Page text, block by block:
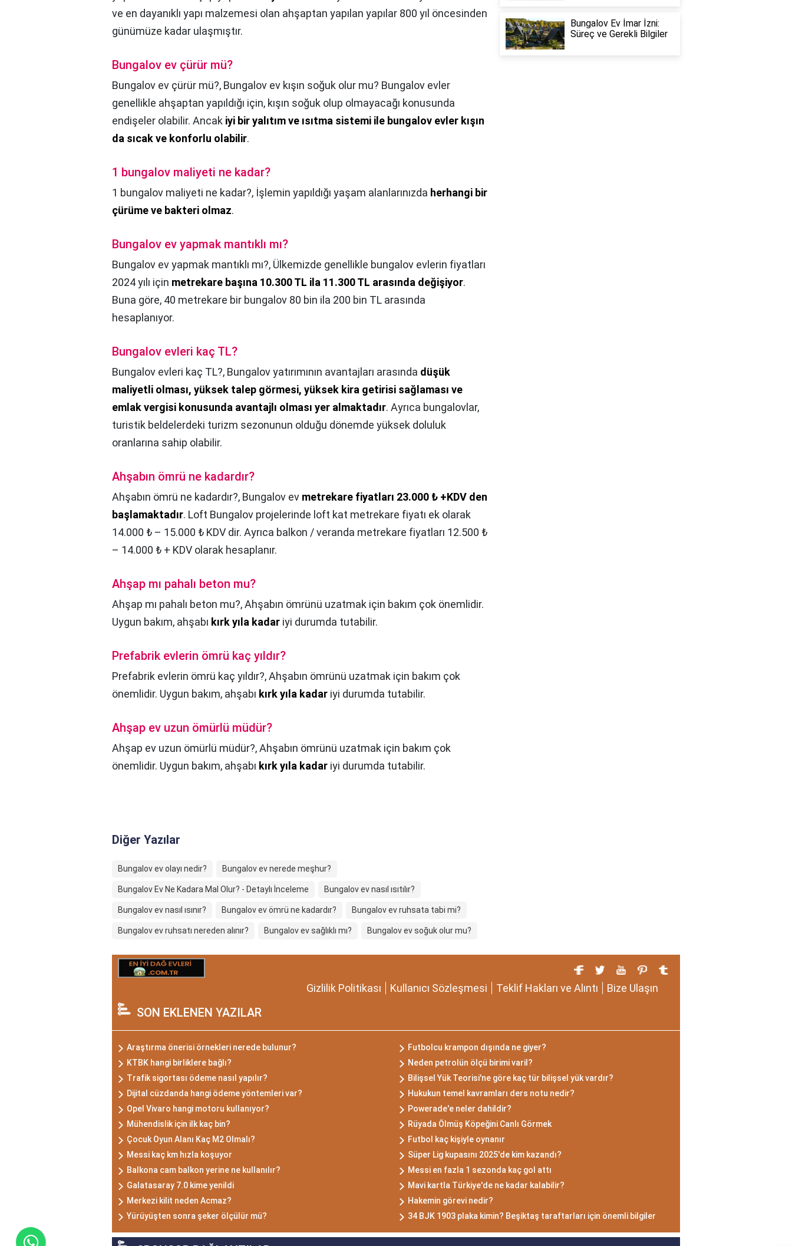
ve en dayanıklı yapı malzemesi olan ahşaptan yapılan yapılar 800 yıl öncesinden
günümüze kadar ulaşmıştır.
Bungalov ev çürür mü?
Bungalov ev çürür mü?, Bungalov ev kışın soğuk olur mu? Bungalov evler
genellikle ahşaptan yapıldığı için, kışın soğuk olup olmayacağı konusunda
endişeler olabilir. Ancak iyi bir yalıtım ve ısıtma sistemi ile bungalov evler kışın
da sıcak ve konforlu olabilir.
1 bungalov maliyeti ne kadar?
1 bungalov maliyeti ne kadar?, İşlemin yapıldığı yaşam alanlarınızda herhangi bir
çürüme ve bakteri olmaz.
Bungalov ev yapmak mantıklı mı?
Bungalov ev yapmak mantıklı mı?, Ülkemizde genellikle bungalov evlerin fiyatları
2024 yılı için metrekare başına 10.300 TL ila 11.300 TL arasında değişiyor.
Buna göre, 40 metrekare bir bungalov 80 bin ila 200 bin TL arasında
hesaplanıyor.
Bungalov evleri kaç TL?
Bungalov evleri kaç TL?, Bungalov yatırımının avantajları arasında düşük
maliyetli olması, yüksek talep görmesi, yüksek kira getirisi sağlaması ve
emlak vergisi konusunda avantajlı olması yer almaktadır. Ayrıca bungalovlar,
turistik beldelerdeki turizm sezonunun olduğu dönemde yüksek doluluk
oranlarına sahip olabilir.
Ahşabın ömrü ne kadardır?
Ahşabın ömrü ne kadardır?, Bungalov ev metrekare fiyatları 23.000 ₺ +KDV den
başlamaktadır. Loft Bungalov projelerinde loft kat metrekare fiyatı ek olarak
14.000 ₺ – 15.000 ₺ KDV dir. Ayrıca balkon / veranda metrekare fiyatları 12.500 ₺
– 14.000 ₺ + KDV olarak hesaplanır.
Ahşap mı pahalı beton mu?
Ahşap mı pahalı beton mu?,Ahşabın ömrünü uzatmak için bakım çok önemlidir.
Uygun bakım, ahşabı kırk yıla kadar iyi durumda tutabilir.
Prefabrik evlerin ömrü kaç yıldır?
Prefabrik evlerin ömrü kaç yıldır?,Ahşabın ömrünü uzatmak için bakım çok
önemlidir. Uygun bakım, ahşabı kırk yıla kadar iyi durumda tutabilir.
Ahşap ev uzun ömürlü müdür?
Ahşap ev uzun ömürlü müdür?,Ahşabın ömrünü uzatmak için bakım çok
önemlidir. Uygun bakım, ahşabı kırk yıla kadar iyi durumda tutabilir.
Diğer Yazılar
Bungalov ev olayı nedir? Bungalov ev nerede meşhur?
Bungalov Ev Ne Kadara Mal Olur? - Detaylı İnceleme Bungalov ev nasıl ısıtılır?
Bungalov ev nasıl ısınır? Bungalov ev ömrü ne kadardır? Bungalov ev ruhsata tabi mi?
Bungalov ev ruhsatı nereden alınır? Bungalov ev sağlıklı mı? Bungalov ev soğuk olur mu?
Bungalov Ev İmar İzni:
Süreç ve Gerekli Bilgiler
Gizlilik Politikası Kullanıcı Sözleşmesi Teklif Hakları ve Alıntı Bize Ulaşın
SON EKLENEN YAZILAR
Araştırma önerisi örnekleri nerede bulunur?
Futbolcu krampon dışında ne giyer?
KTBK hangi birliklere bağlı?
Neden petrolün ölçü birimi varil?
Trafik sigortası ödeme nasıl yapılır?
Bilişsel Yük Teorisi'ne göre kaç tür bilişsel yük vardır?
Dijital cüzdanda hangi ödeme yöntemleri var?
Hukukun temel kavramları ders notu nedir?
Opel Vivaro hangi motoru kullanıyor?
Powerade'e neler dahildir?
Mühendislik için ilk kaç bin?
Rüyada Ölmüş Köpeğini Canlı Görmek
Çocuk Oyun Alanı Kaç M2 Olmalı?
Futbol kaç kişiyle oynanır
Messi kaç km hızla koşuyor
Süper Lig kupasını 2025'de kim kazandı?
Balkona cam balkon yerine ne kullanılır?
Messi en fazla 1 sezonda kaç gol attı
Galatasaray 7.0 kime yenildi
Mavi kartla Türkiye'de ne kadar kalabilir?
Merkezi kilit neden Acmaz?
Hakemin görevi nedir?
Yürüyüşten sonra şeker ölçülür mü?
34 BJK 1903 plaka kimin? Beşiktaş taraftarları için önemli bilgiler